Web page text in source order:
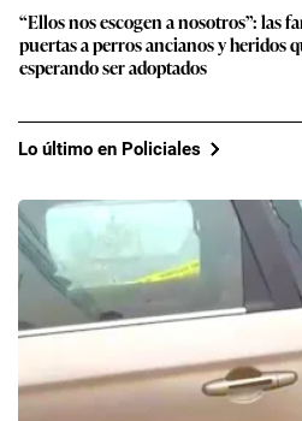
“Ellos nos escogen a nosotros”: las
puertas a perros ancianos y heridos
esperando ser adoptados
Lo último en Policiales